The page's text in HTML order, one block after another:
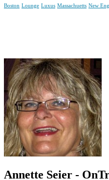
Boston Lounge Luxus Massachuetts New
Annette Seier -